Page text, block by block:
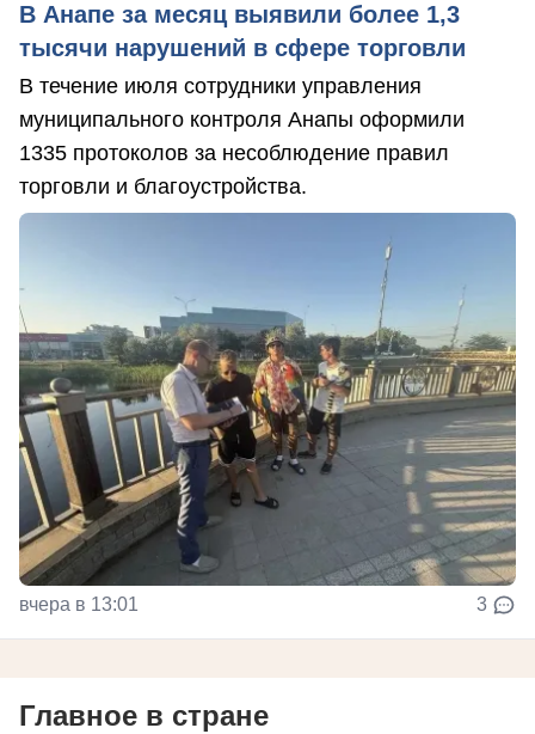
В Анапе за месяц выявили более 1,3
тысячи нарушений в сфере торговли
В течение июля сотрудники управления
муниципального контроля Анапы оформили
1335 протоколов за несоблюдение правил
торговли и благоустройства.
вчера в 13:01 3
Главное в стране